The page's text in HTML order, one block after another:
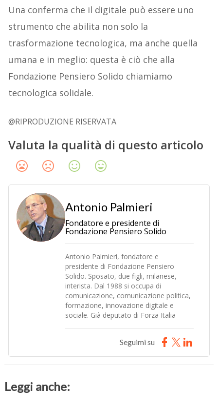
Una conferma che il digitale può essere uno
strumento che abilita non solo la
trasformazione tecnologica, ma anche quella
umana e in meglio: questa è ciò che alla
Fondazione Pensiero Solido chiamiamo
tecnologica solidale.
@RIPRODUZIONE RISERVATA
Valuta la qualità di questo articolo
Antonio Palmieri
Fondatore e presidente di
Fondazione Pensiero Solido
Antonio Palmieri, fondatore e
presidente di Fondazione Pensiero
Solido. Sposato, due figli, milanese,
interista. Dal 1988 si occupa di
comunicazione, comunicazione politica,
formazione, innovazione digitale e
sociale. Già deputato di Forza Italia
Seguimi su
Leggi anche: